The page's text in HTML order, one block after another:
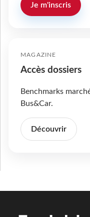
Je m'inscris
MAGAZINE
Accès dossiers
Benchmarks
Bus&Car.
Découvrir